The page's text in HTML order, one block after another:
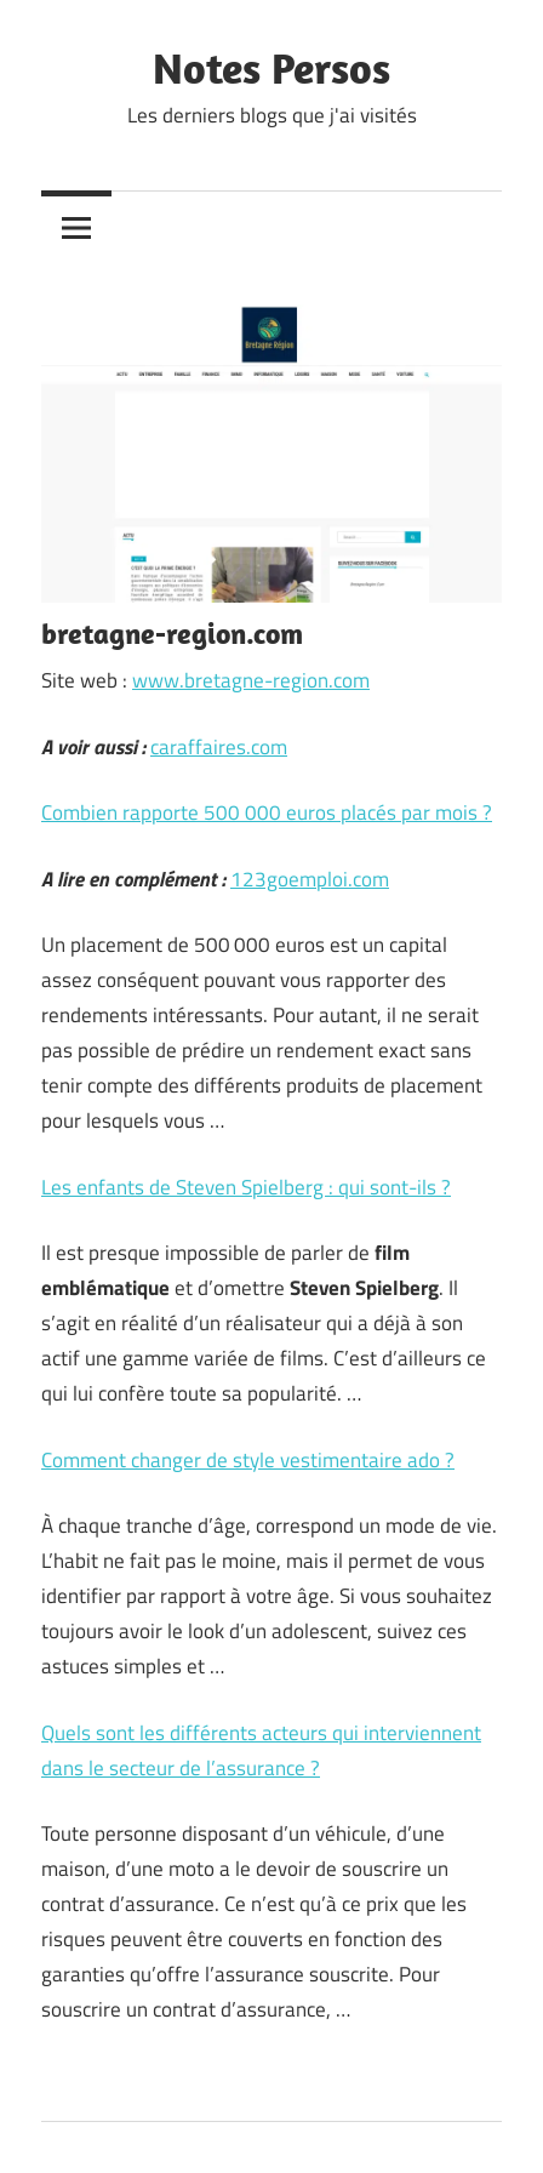
Notes Persos
Les derniers blogs que j'ai visités
bretagne-region.com
Site web :www.bretagne-region.com
A voir aussi :caraffaires.com
Combien rapporte 500 000 euros placés par mois ?
A lire en complément : 123goemploi.com
Un placement de 500 000 euros est un capital
assez conséquent pouvant vous rapporter des
rendements intéressants. Pour autant, il ne serait
pas possible de prédire un rendement exact sans
tenir compte des différents produits de placement
pour lesquels vous …
Les enfants de Steven Spielberg : qui sont-ils ?
Il est presque impossible de parler defilm
emblématiqueet d’omettreSteven Spielberg. Il
s’agit en réalité d’un réalisateur qui a déjà à son
actif une gamme variée de films. C’est d’ailleurs ce
qui lui confère toute sa popularité. …
Comment changer de style vestimentaire ado ?
À chaque tranche d’âge, correspond un mode de vie.
L’habit ne fait pas le moine, mais il permet de vous
identifier par rapport à votre âge. Si vous souhaitez
toujours avoir le look d’un adolescent, suivez ces
astuces simples et …
Quels sont les différents acteurs qui interviennent
dans le secteur de l’assurance ?
Toute personne disposant d’un véhicule, d’une
maison, d’une moto a le devoir de souscrire un
contrat d’assurance. Ce n’est qu’à ce prix que les
risques peuvent être couverts en fonction des
garanties qu’offre l’assurance souscrite. Pour
souscrire un contrat d’assurance, …